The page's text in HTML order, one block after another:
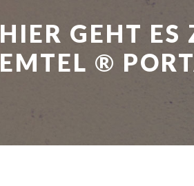
HIER GEHT ES
EMTEL ®